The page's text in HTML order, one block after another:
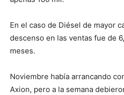
En el caso de Diésel de mayor
descenso en las ventas fue de
meses.
Noviembre había arrancando
Axion, pero a la semana